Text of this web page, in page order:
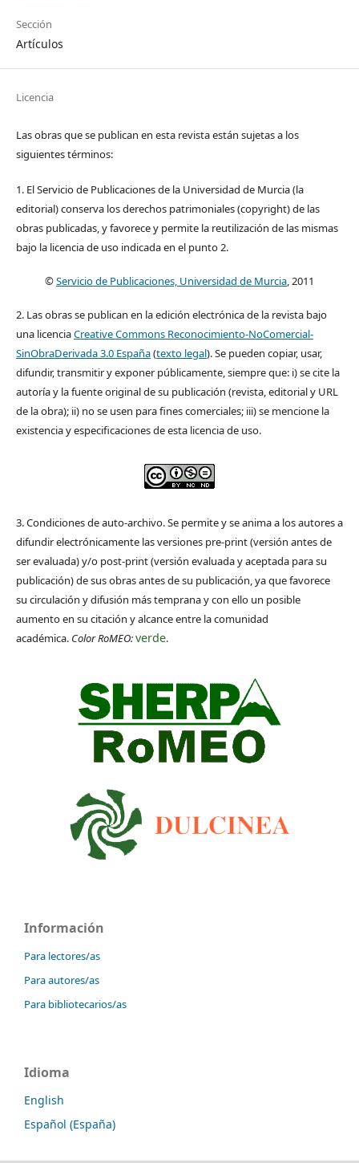
Sección
Artículos
Licencia
Las obras que se publican en esta revista están sujetas a los
siguientes términos:
1. El Servicio de Publicaciones de la Universidad de Murcia (la
editorial) conserva los derechos patrimoniales (copyright) de las
obras publicadas, y favorece y permite la reutilización de las mismas
bajo la licencia de uso indicada en el punto 2.
©Servicio de Publicaciones, Universidad de Murcia, 2011
2. Las obras se publican en la edición electrónica de la revista bajo
una licenciaCreative Commons Reconocimiento-NoComercial-
SinObraDerivada 3.0 España(texto legal). Se pueden copiar, usar,
difundir, transmitir y exponer públicamente, siempre que: i) se cite la
autoría y la fuente original de su publicación (revista, editorial y URL
de la obra); ii) no se usen para fines comerciales; iii) se mencione la
existencia y especificaciones de esta licencia de uso.
3. Condiciones de auto-archivo. Se permite y se anima a los autores a
difundir electrónicamente las versiones pre-print (versión antes de
ser evaluada) y/o post-print (versión evaluada y aceptada para su
publicación) de sus obras antes de su publicación, ya que favorece
su circulación y difusión más temprana y con ello un posible
aumento en su citación y alcance entre la comunidad
académica. Color RoMEO:verde.
Información
Para lectores/as
Para autores/as
Para bibliotecarios/as
Idioma
English
Español (España)